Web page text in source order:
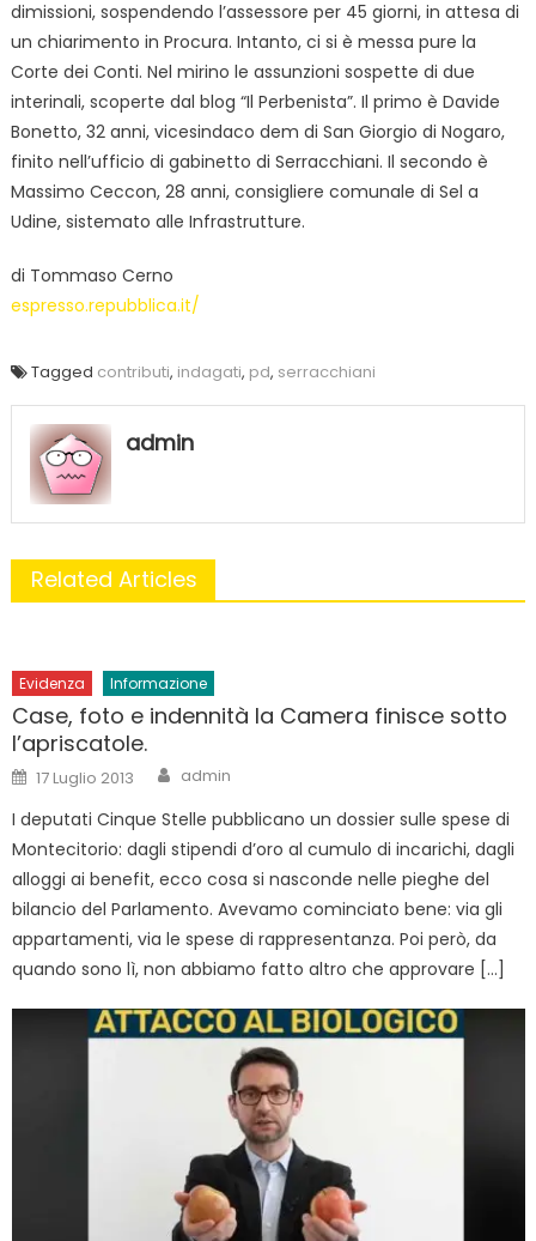
dimissioni, sospendendo l’assessore per 45 giorni, in attesa di
un chiarimento in Procura. Intanto, ci si è messa pure la
Corte dei Conti. Nel mirino le assunzioni sospette di due
interinali, scoperte dal blog “Il Perbenista”. Il primo è Davide
Bonetto, 32 anni, vicesindaco dem di San Giorgio di Nogaro,
finito nell’ufficio di gabinetto di Serracchiani. Il secondo è
Massimo Ceccon, 28 anni, consigliere comunale di Sel a
Udine, sistemato alle Infrastrutture.
di Tommaso Cerno
espresso.repubblica.it/
Tagged contributi, indagati, pd, serracchiani
admin
Related Articles
Evidenza Informazione
Case, foto e indennità la Camera finisce sotto
l’apriscatole.
Posted
on
17 Luglio 2013 Author
admin
I deputati Cinque Stelle pubblicano un dossier sulle spese di
Montecitorio: dagli stipendi d’oro al cumulo di incarichi, dagli
alloggi ai benefit, ecco cosa si nasconde nelle pieghe del
bilancio del Parlamento. Avevamo cominciato bene: via gli
appartamenti, via le spese di rappresentanza. Poi però, da
quando sono lì, non abbiamo fatto altro che approvare […]